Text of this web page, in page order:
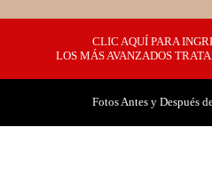
CLIC AQUÍ PARA
LOS MÁS AVANZADOS
Fotos Antes y Después